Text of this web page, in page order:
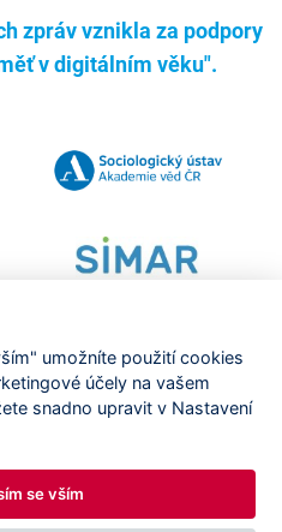
zpráv vznikla za podpory
v digitálním věku".
ujednání| Nastavení cookies
osobních údajů
umožníte použití cookies
účely na vašem
snadno upravit v Nastavení
se vším